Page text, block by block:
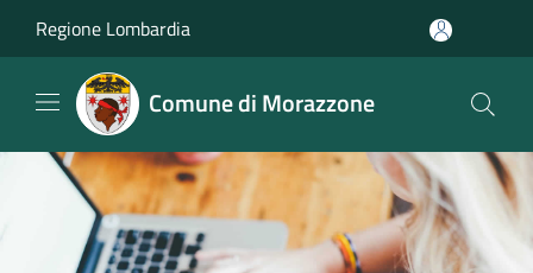
Regione Lombardia
Comune di Morazzone